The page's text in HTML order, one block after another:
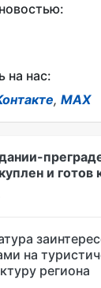
на нас:
, MAX
и готов
на
региона